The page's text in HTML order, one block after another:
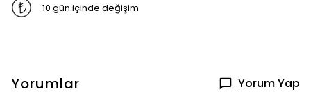
10 gün içinde değişim
Yorumlar Yorum Yap